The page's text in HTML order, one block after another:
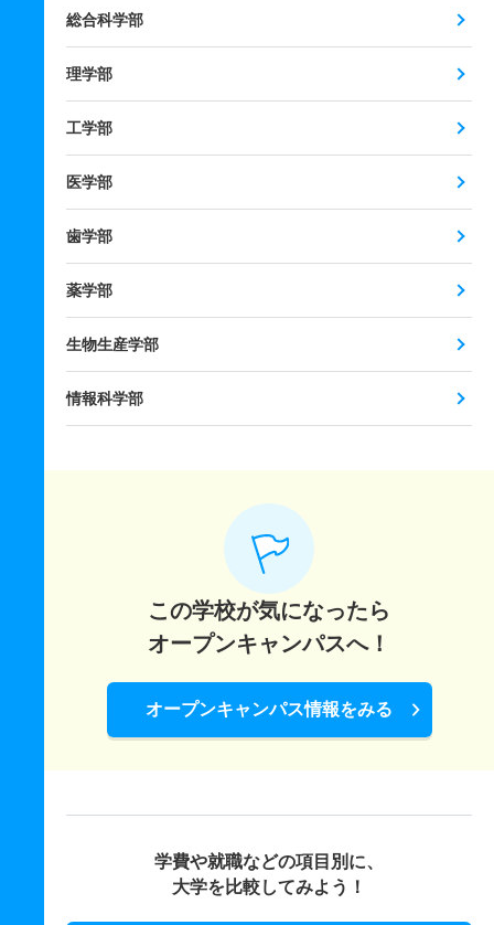
総合科学部
理学部
工学部
医学部
歯学部
薬学部
生物生産学部
情報科学部
この学校が気になったら
オープンキャンパスへ！
オープンキャンパス情報をみる
学費や就職などの項目別に、
大学を比較してみよう！